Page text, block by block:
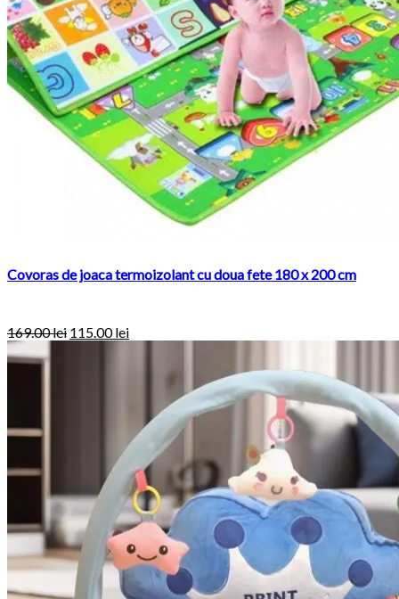
Covoras de joaca termoizolant cu doua fete 180 x 200 cm
169.00lei 115.00lei